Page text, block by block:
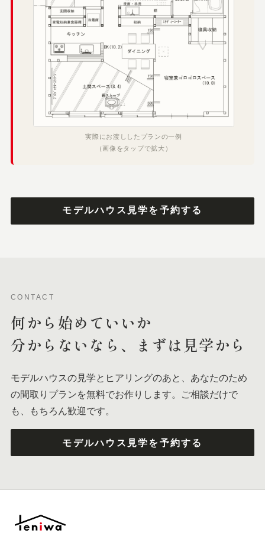
実際にお渡ししたプランの一例
（画像をタップで拡大）
モデルハウス見学を予約する
CONTACT
何から 始めていいか
分からないなら、
まずは 見学から
モデルハウスの見学とヒアリングのあと、あなたのため
の間取りプランを無料でお作りします。ご相談だけで
も、もちろん歓迎です。
モデルハウス見学を予約する